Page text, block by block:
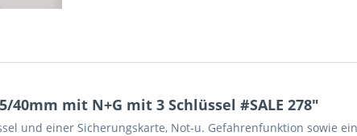
mit N+G mit 3 Schlüssel #SALE 278"
und einer Sicherungskarte, Not-u. Gefahrenfunktion sowie